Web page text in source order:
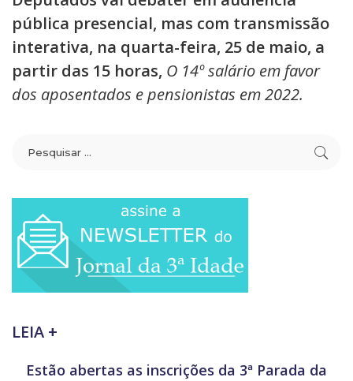
pública presencial, mas com transmissão
interativa, na quarta-feira, 25 de maio, a
partir das 15 horas, O 14º salário em favor
dos aposentados e pensionistas em 2022.
LEIA +
Estão abertas as inscrições da 3ª Parada da